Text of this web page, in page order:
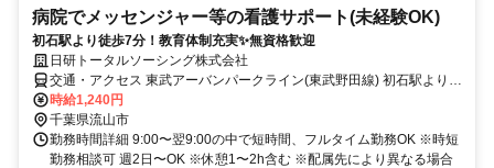
病院でメッセンジャー等の看護サポート(未経験OK)
初石駅より徒歩7分！教育体制充実✨無資格歓迎
日研トータルソーシング株式会社
交通・アクセス 東武アーバンパークライン(東武野田線) 初石駅より徒
歩7分
時給1,240円
千葉県流山市
勤務時間詳細 9:00〜翌9:00の中で短時間、フルタイム勤務OK ※時短
勤務相談可 週2日〜OK ※休憩1〜2h含む ※配属先により異なる場合